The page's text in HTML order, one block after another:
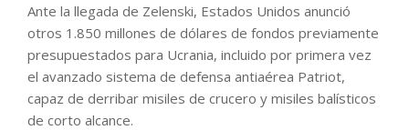
Ante la llegada de Zelenski, Estados Unidos anunció
otros 1.850 millones de dólares de fondos previamente
presupuestados para Ucrania, incluido por primera vez
el avanzado sistema de defensa antiaérea Patriot,
capaz de derribar misiles de crucero y misiles balísticos
de corto alcance.